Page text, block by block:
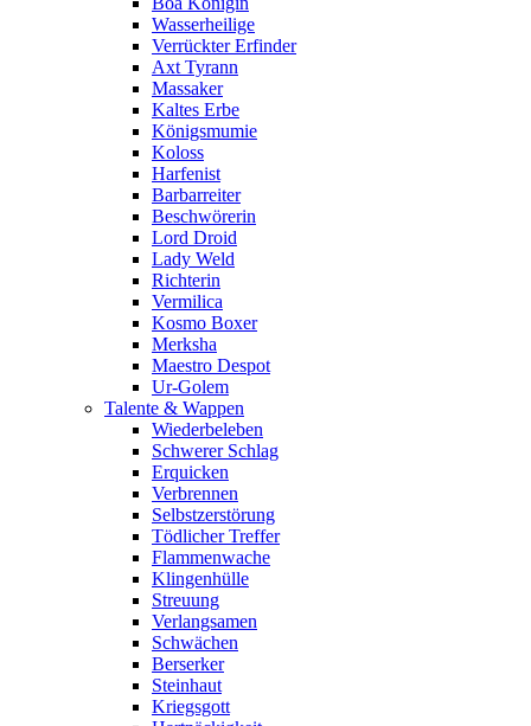
Wasserheilige
Verrückter Erfinder
Axt Tyrann
Massaker
Kaltes Erbe
Königsmumie
Koloss
Harfenist
Barbarreiter
Beschwörerin
Lord Droid
Lady Weld
Richterin
Vermilica
Kosmo Boxer
Merksha
Maestro Despot
Ur-Golem
Talente & Wappen
Wiederbeleben
Schwerer Schlag
Erquicken
Verbrennen
Selbstzerstörung
Tödlicher Treffer
Flammenwache
Klingenhülle
Streuung
Verlangsamen
Schwächen
Berserker
Steinhaut
Kriegsgott